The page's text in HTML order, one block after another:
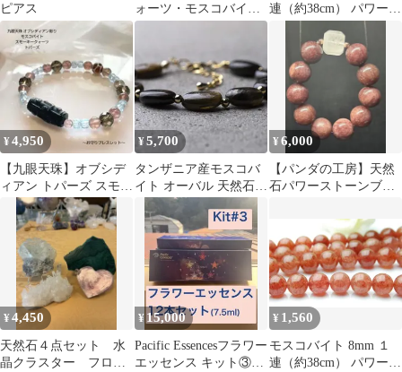
ピアス
ォーツ・モスコバイト
天然石ブレスレット
連（約38cm） パワース
トーン 天然石 _R625
¥4,950
【九眼天珠】オブシデ
ィアン トパーズ スモー
キークォーツ モスコバ
イト 御守
¥5,700
タンザニア産モスコバ
イト オーバル 天然石ア
クセサリー お守り パワ
ーストーン ブレスレッ
ト - suzukaze22
¥6,000
【パンダの工房】天然
石パワーストーンブレ
ベリー超大玉
¥4,450
天然石４点セット 水
晶クラスター フロー
¥ 15,000
Pacific Essencesフラワー
エッセンス キット③
¥ 1,560
モスコバイト 8mm １
連（約38cm） パワース